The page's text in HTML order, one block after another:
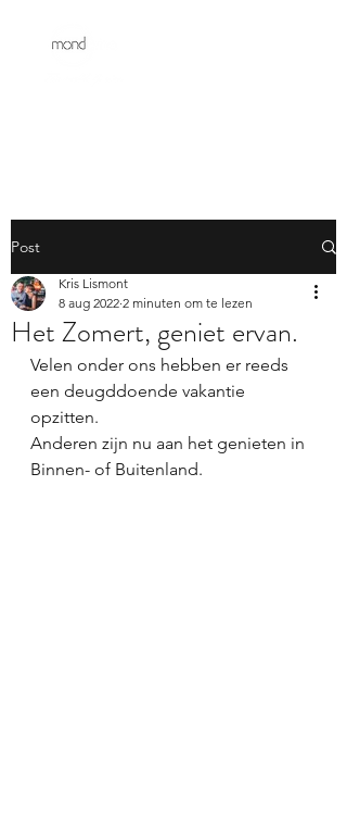
Post
Het Zomert, geniet ervan.
Kris Lismont
8 aug 2022 2 minuten om te lezen
Velen onder ons hebben er reeds
een deugddoende vakantie
opzitten.
Anderen zijn nu aan het genieten in
Binnen- of Buitenland.